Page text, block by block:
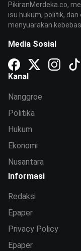
PikiranMerdeka.co,
isu hukum, politik, dan
menyuarakan
Media Sosial
Kanal
Nanggroe
Politika
Hukum
Ekonomi
Nusantara
Informasi
Redaksi
Epaper
Privacy Policy
Epaper